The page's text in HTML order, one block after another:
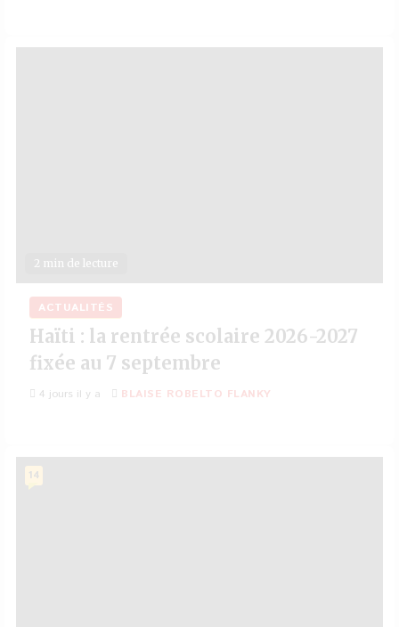
2 min de lecture
ACTUALITÉS
Haïti : la rentrée scolaire 2026-2027
fixée au 7 septembre
4 jours il y a BLAISE ROBELTO FLANKY
14